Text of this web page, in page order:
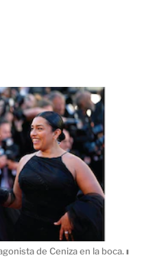
de Ceniza en la boca. ı